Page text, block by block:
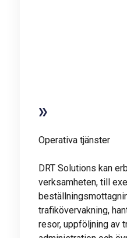
Operativa tjänster
DRT Solutions kan
verksamheten, till
trafikövervakning,
resor, uppföljning av